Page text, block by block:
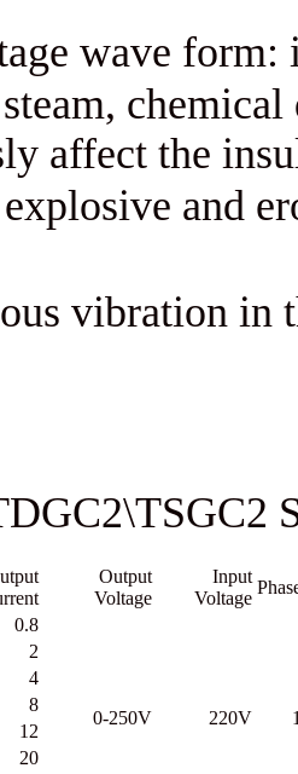
Line voltage
no gas, steam,
seriously
other
No serious
Max Output
Current
Size
0-